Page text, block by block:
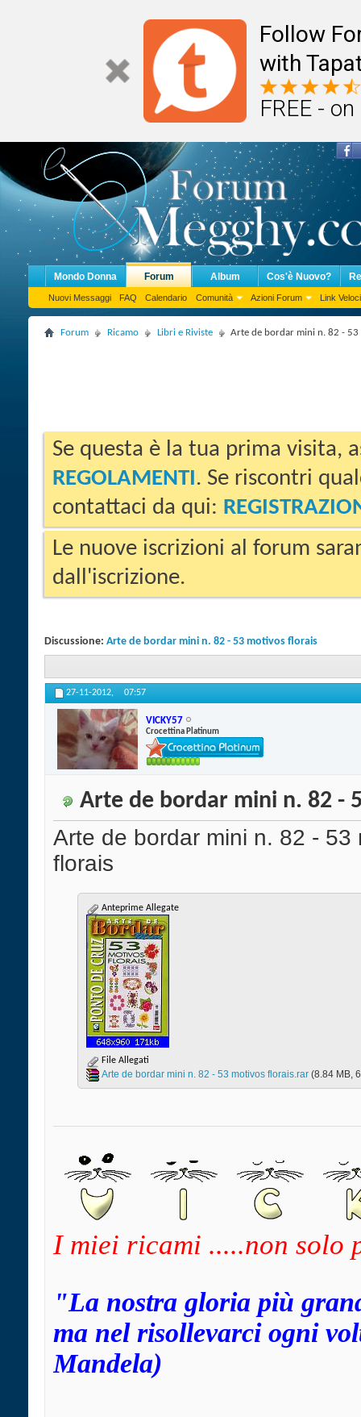
Follow
with
FREE -
Mondo Donna Forum
Nuovi Messaggi FAQ Calendario Comunità Azioni Forum Link Veloci
Album Cos'è Nuovo?
Forum Ricamo Libri e Riviste Arte de bordar mini n. 82 -
Se questa è la tua prima visita,
REGOLAMENTI. Se riscontri
contattaci da qui:
Le nuove iscrizioni al forum
dall'iscrizione.
Discussione: Arte de bordar mini n. 82 - 53 motivos florais
27-11-2012, 07:57
VICKY57
Crocettina Platinum
Arte de bordar mini n. 82 -
Arte de bordar mini n. 82 - 53
florais
Anteprime Allegate
File Allegati
Arte de bordar mini n. 82 - 53 motivos florais.rar‎ (8.84 MB,
I miei ricami .....non solo
"La nostra gloria più
ma nel risollevarci ogni
Mandela)